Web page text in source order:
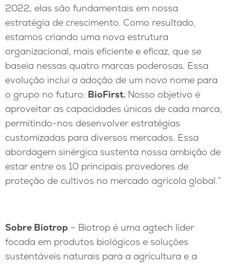
2022, elas são fundamentais em nossa
estratégia de crescimento. Como resultado,
estamos criando uma nova estrutura
organizacional, mais eficiente e eficaz, que se
baseia nessas quatro marcas poderosas. Essa
evolução inclui a adoção de um novo nome para
o grupo no futuro: BioFirst. Nosso objetivo é
aproveitar as capacidades únicas de cada marca,
permitindo-nos desenvolver estratégias
customizadas para diversos mercados. Essa
abordagem sinérgica sustenta nossa ambição de
estar entre os 10 principais provedores de
proteção de cultivos no mercado agrícola global.”
Sobre Biotrop – Biotrop é uma agtech líder
focada em produtos biológicos e soluções
sustentáveis naturais para a agricultura e a